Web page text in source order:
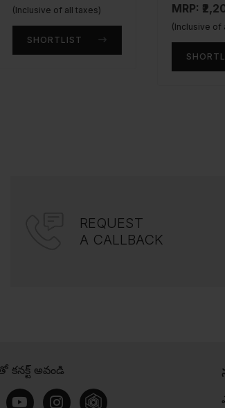
of all taxes)
SHORTLIST
MRP: ₹2,200.00
(Inclusive of all
SHORTLIST
REQUEST
A CALLBACK
కనక్ట్ అవండి